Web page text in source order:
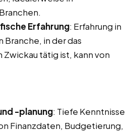
Erfahrung: Erfahrung in
in der das
tätig ist, kann von
-planung: Tiefe Kenntnisse
Finanzdaten, Budgetierung,